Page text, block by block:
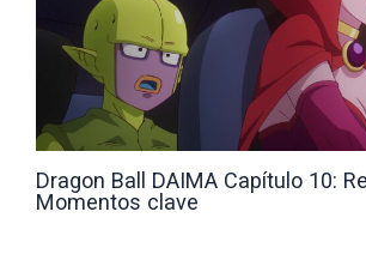
Dragon Ball DAIMA Capítulo 10:
Momentos clave